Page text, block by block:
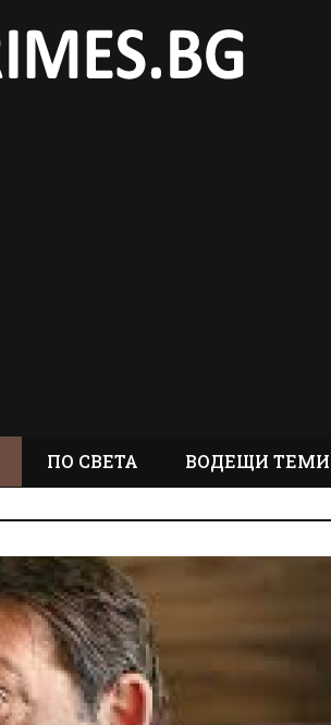
ПО СВЕТА ВОДЕЩИ ТЕМИ